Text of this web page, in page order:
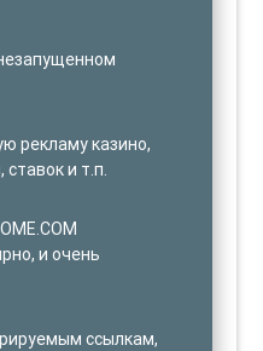
рекламу казино,
и т.п.
и очень
ссылкам,